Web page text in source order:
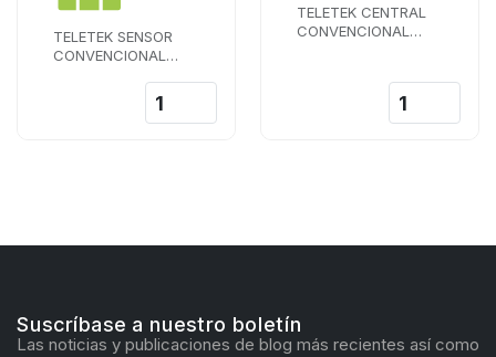
TELETEK SENSOR
CONVENCIONAL
TERMOVELOCIMETRO
TELETEK CENTRAL
CONVENCIONAL
Suscríbase a nuestro boletín
Las noticias y publicaciones de blog más recientes así como